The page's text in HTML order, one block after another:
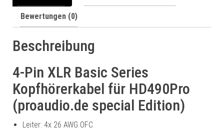
i
e
Bewertungen (0)
Beschreibung
4-Pin XLR Basic Series
Kopfhörerkabel für HD490Pro
(proaudio.de special Edition)
Leiter: 4x 26 AWG OFC